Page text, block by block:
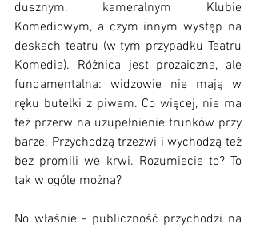
dusznym, kameralnym Klubie
Komediowym, a czym innym występ na
deskach teatru (w tym przypadku Teatru
Komedia). Różnica jest prozaiczna, ale
fundamentalna: widzowie nie mają w
ręku butelki z piwem. Co więcej, nie ma
też przerw na uzupełnienie trunków przy
barze. Przychodzą trzeźwi i wychodzą też
bez promili we krwi. Rozumiecie to? To
tak w ogóle można?
No właśnie - publiczność przychodzi na